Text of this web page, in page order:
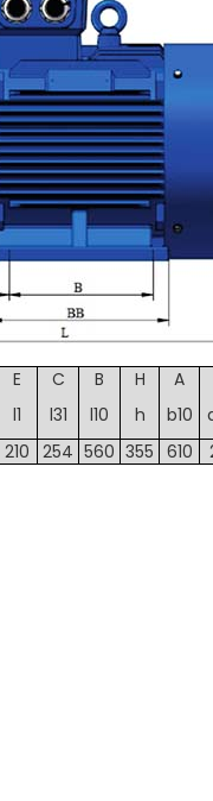
E
l1
C
l31
B
l10
H
h
A
b10
210 254 560 355 610